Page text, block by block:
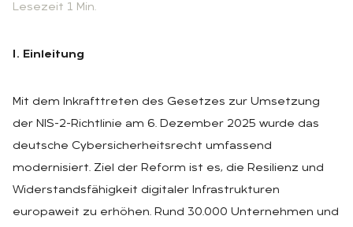
Lesezeit 1 Min.
I. Einleitung
Mit dem Inkrafttreten des Gesetzes zur Umsetzung
der NIS-2-Richtlinie am 6. Dezember 2025 wurde das
deutsche Cybersicherheitsrecht umfassend
modernisiert. Ziel der Reform ist es, die Resilienz und
Widerstandsfähigkeit digitaler Infrastrukturen
europaweit zu erhöhen. Rund 30.000 Unternehmen und